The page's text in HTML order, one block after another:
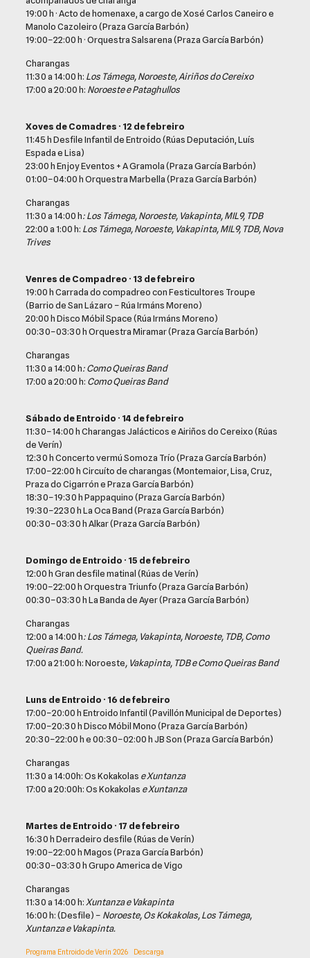
19:00 h · Acto de homenaxe, a cargo de Xosé Carlos Caneiro e
Manolo Cazoleiro (Praza García Barbón)
19:00–22:00 h · Orquestra Salsarena (Praza García Barbón)
Charangas
11:30 a 14:00 h: Los Támega, Noroeste, Airiños do Cereixo
17:00 a 20:00 h: Noroeste e Pataghullos
Xoves de Comadres · 12 de febreiro
11:45 h Desfile Infantil de Entroido (Rúas Deputación, Luís
Espada e Lisa)
23:00 h Enjoy Eventos + A Gramola (Praza García Barbón)
01:00–04:00 h Orquestra Marbella (Praza García Barbón)
Charangas
11:30 a 14:00 h: Los Támega, Noroeste, Vakapinta, MIL9, TDB
22:00 a 1:00 h: Los Támega, Noroeste, Vakapinta, MIL9, TDB, Nova
Trives
Venres de Compadreo · 13 de febreiro
19:00 h Carrada do compadreo con Festicultores Troupe
(Barrio de San Lázaro – Rúa Irmáns Moreno)
20:00 h Disco Móbil Space (Rúa Irmáns Moreno)
00:30–03:30 h Orquestra Miramar (Praza García Barbón)
Charangas
11:30 a 14:00 h: Como Queiras Band
17:00 a 20:00 h: Como Queiras Band
Sábado de Entroido · 14 de febreiro
11:30–14:00 h Charangas Jalácticos e Airiños do Cereixo (Rúas
de Verín)
12:30 h Concerto vermú Somoza Trío (Praza García Barbón)
17:00–22:00 h Circuíto de charangas (Montemaior, Lisa, Cruz,
Praza do Cigarrón e Praza García Barbón)
18:30–19:30 h Pappaquino (Praza García Barbón)
19:30–2230 h La Oca Band (Praza García Barbón)
00:30–03:30 h Alkar (Praza García Barbón)
Domingo de Entroido · 15 de febreiro
12:00 h Gran desfile matinal (Rúas de Verín)
19:00–22:00 h Orquestra Triunfo (Praza García Barbón)
00:30–03:30 h La Banda de Ayer (Praza García Barbón)
Charangas
12:00 a 14:00 h: Los Támega, Vakapinta, Noroeste, TDB, Como
Queiras Band.
17:00 a 21:00 h: Noroeste, Vakapinta, TDB e Como Queiras Band
Luns de Entroido · 16 de febreiro
17:00–20:00 h Entroido Infantil (Pavillón Municipal de Deportes)
17:00–20:30 h Disco Móbil Mono (Praza García Barbón)
20:30–22:00 h e 00:30–02:00 h JB Son (Praza García Barbón)
Charangas
11:30 a 14:00h: Os Kokakolas e Xuntanza
17:00 a 20:00h: Os Kokakolas e Xuntanza
Martes de Entroido · 17 de febreiro
16:30 h Derradeiro desfile (Rúas de Verín)
19:00–22:00 h Magos (Praza García Barbón)
00:30–03:30 h Grupo America de Vigo
Charangas
11:30 a 14:00 h: Xuntanza e Vakapinta
16:00 h: (Desfile) – Noroeste, Os Kokakolas, Los Támega,
Xuntanza e Vakapinta.
Programa Entroido de Verín 2026 Descarga